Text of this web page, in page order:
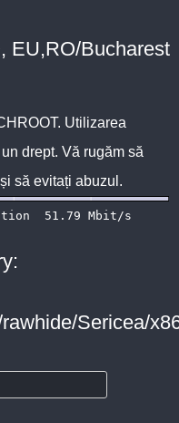
EU,RO/Bucharest
. Utilizarea
drept. Vă rugăm să
să evitați abuzul.
Sericea/